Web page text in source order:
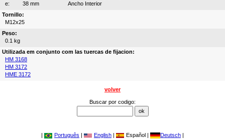
e:
38 mm
Ancho Interior
Tornillo:
M12x25
Peso:
0.1 kg
Utilizada em conjunto com las tuercas de fijacion:
HM 3168
HM 3172
HME 3172
volver
Buscar por codigo:
| Português | English | Español | Deutsch |